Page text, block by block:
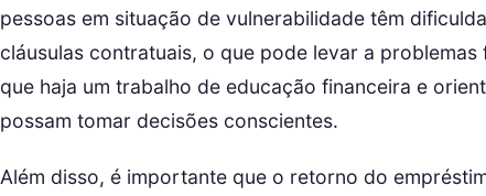
pessoas em situação de vulnerabilidade têm
cláusulas contratuais, o que pode levar a
que haja um trabalho de educação financeira e
possam tomar decisões conscientes.
Além disso, é importante que o retorno do